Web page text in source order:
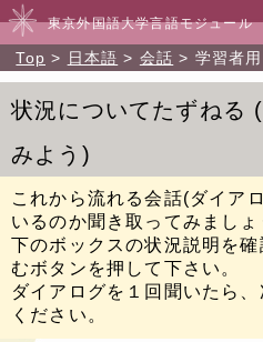
東京外国語大学言語モジュール
Top 日本語 会話 学習者用
状況についてたずねる
みよう
これから流れる会話(ダイア
いるのか聞き取ってみましょ
下のボックスの状況説明を
むボタンを押して下さい。
ダイアログを１回聞いたら
ください。